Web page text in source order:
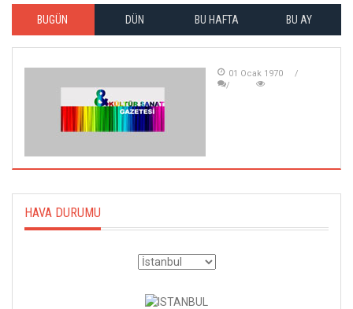
BUGÜN DÜN BU HAFTA BU AY
01 Ocak 1970
HAVA DURUMU